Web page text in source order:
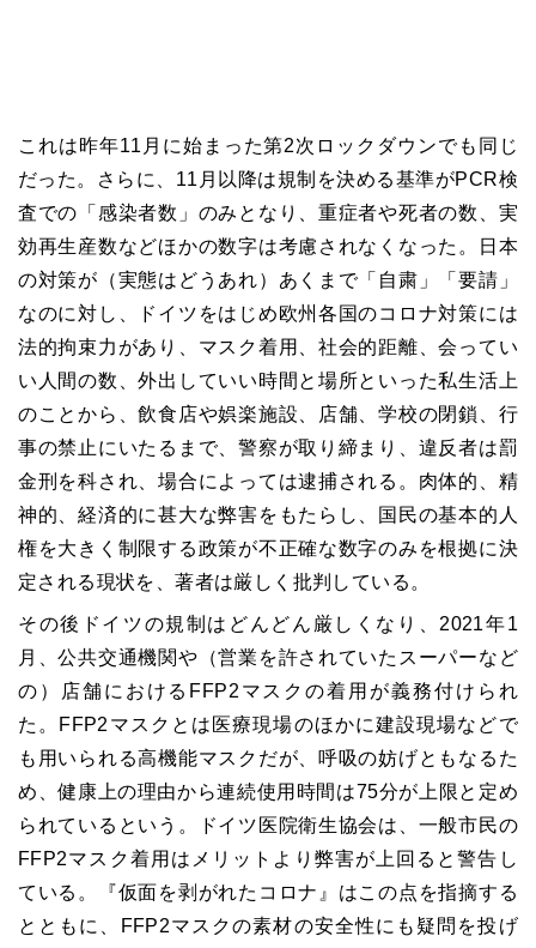
これは昨年11月に始まった第2次ロックダウンでも同じ
だった。さらに、11月以降は規制を決める基準がPCR検
査での「感染者数」のみとなり、重症者や死者の数、実
効再生産数などほかの数字は考慮されなくなった。日本
の対策が（実態はどうあれ）あくまで「自粛」「要請」
なのに対し、ドイツをはじめ欧州各国のコロナ対策には
法的拘束力があり、マスク着用、社会的距離、会ってい
い人間の数、外出していい時間と場所といった私生活上
のことから、飲食店や娯楽施設、店舗、学校の閉鎖、行
事の禁止にいたるまで、警察が取り締まり、違反者は罰
金刑を科され、場合によっては逮捕される。肉体的、精
神的、経済的に甚大な弊害をもたらし、国民の基本的人
権を大きく制限する政策が不正確な数字のみを根拠に決
定される現状を、著者は厳しく批判している。
その後ドイツの規制はどんどん厳しくなり、2021年1
月、公共交通機関や（営業を許されていたスーパーなど
の）店舗におけるFFP2マスクの着用が義務付けられ
た。FFP2マスクとは医療現場のほかに建設現場などで
も用いられる高機能マスクだが、呼吸の妨げともなるた
め、健康上の理由から連続使用時間は75分が上限と定め
られているという。ドイツ医院衛生協会は、一般市民の
FFP2マスク着用はメリットより弊害が上回ると警告し
ている。『仮面を剥がれたコロナ』はこの点を指摘する
とともに、FFP2マスクの素材の安全性にも疑問を投げ